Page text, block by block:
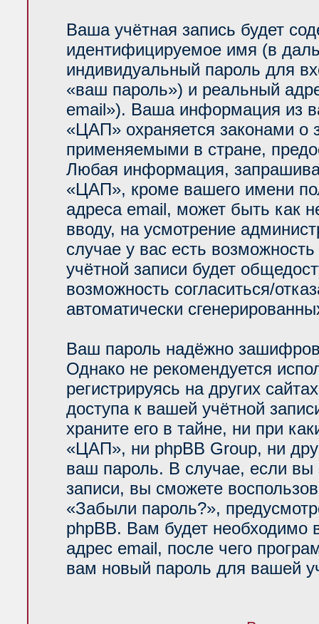
Ваша учётная запись будет
идентифицируемое имя (в
индивидуальный пароль для
«ваш пароль») и реальный
email»). Ваша информация из
«ЦАП» охраняется законами
применяемыми в стране,
Любая информация,
«ЦАП», кроме вашего имени
адреса email, может быть как
вводу, на усмотрение
случае у вас есть
учётной записи будет
возможность согласиться/
автоматически
Ваш пароль надёжно
Однако не рекомендуется
регистрируясь на других
доступа к вашей учётной
храните его в тайне, ни при
«ЦАП», ни phpBB Group, ни
ваш пароль. В случае, если вы
записи, вы сможете
«Забыли пароль?»,
phpBB. Вам будет необходимо
адрес email, после чего
вам новый пароль для вашей